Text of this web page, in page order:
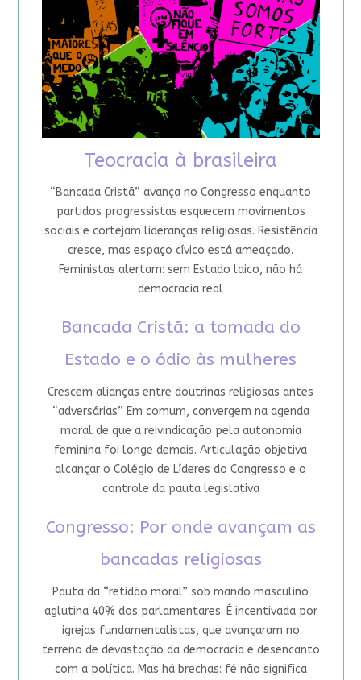
Teocracia à brasileira
“Bancada Cristã” avança no Congresso enquanto
partidos progressistas esquecem movimentos
sociais e cortejam lideranças religiosas. Resistência
cresce, mas espaço cívico está ameaçado.
Feministas alertam: sem Estado laico, não há
democracia real
Bancada Cristã: a tomada do
Estado e o ódio às mulheres
Crescem alianças entre doutrinas religiosas antes
“adversárias”. Em comum, convergem na agenda
moral de que a reivindicação pela autonomia
feminina foi longe demais. Articulação objetiva
alcançar o Colégio de Líderes do Congresso e o
controle da pauta legislativa
Congresso: Por onde avançam as
bancadas religiosas
Pauta da “retidão moral” sob mando masculino
aglutina 40% dos parlamentares. É incentivada por
igrejas fundamentalistas, que avançaram no
terreno de devastação da democracia e desencanto
com a política. Mas há brechas: fé não significa